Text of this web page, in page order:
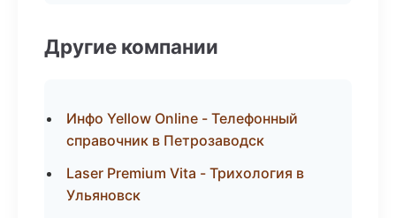
Другие компании
Инфо Yellow Online - Телефонный
справочник в Петрозаводск
Laser Premium Vita - Трихология в
Ульяновск